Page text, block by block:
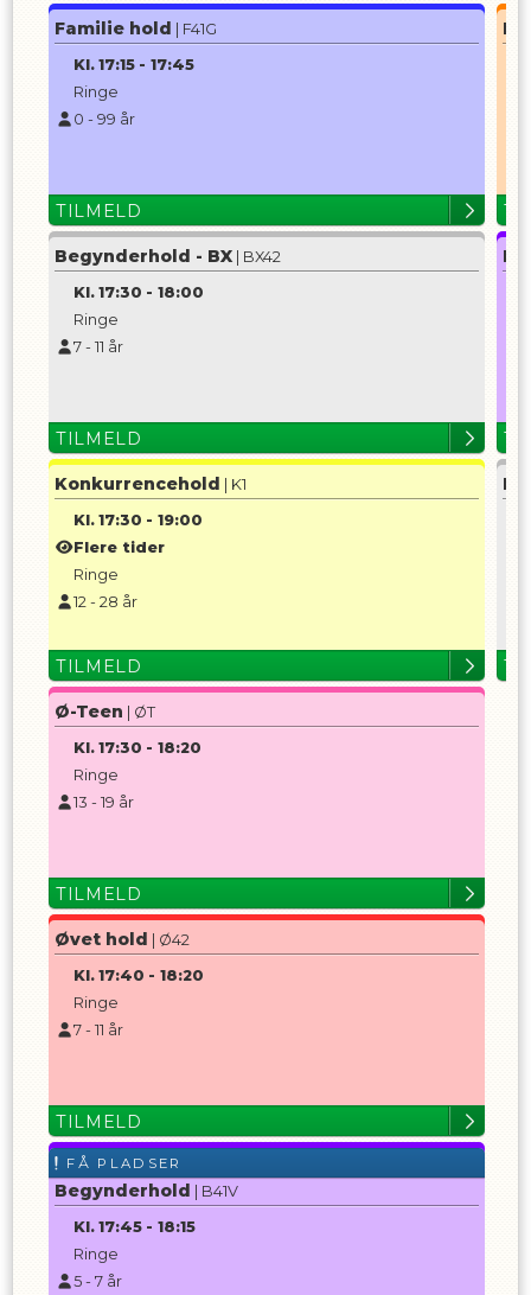
Familie hold
| F41G
Kl. 17:15 -17:45
Ringe
0 -99 år
TILMELD
Begynderhold - BX
| BX42
Kl. 17:30 -18:00
Ringe
7 -11 år
TILMELD
Konkurrencehold
| K1
Kl. 17:30 -19:00
Flere tider
Ringe
12 -28 år
TILMELD
Ø-Teen
| ØT
Kl. 17:30 -18:20
Ringe
13 -19 år
TILMELD
Øvet hold
| Ø42
Kl. 17:40 -18:20
Ringe
7 -11 år
TILMELD
FÅ PLADSER
Begynderhold
| B41V
Kl. 17:45 -18:15
Ringe
5 -7 år